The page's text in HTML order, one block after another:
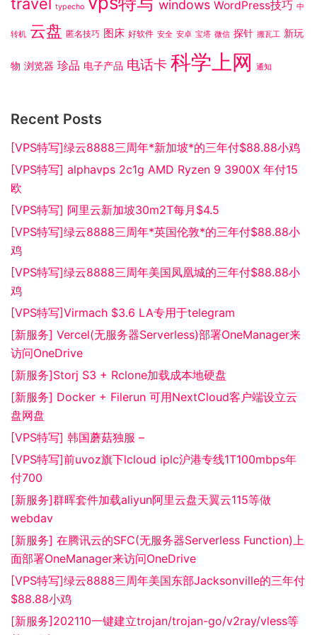
travel typecho windows WordPress技巧 中
转机 云盘 匿名技巧 图床 好软件 安全 安卓 宝塔 微信 探针 搬瓦工 新玩
物 浏览器 珍品 电子产品 电话卡 科学上网 通知
Recent Posts
[VPS特写]绿云8888三周年*新加坡*的三年付$88.88小鸡
[VPS特写] alphavps 2c1g AMD Ryzen 9 3900X 年付15
欧
[VPS特写] 阿里云新加坡30m2T每月$4.5
[VPS特写]绿云8888三周年*英国伦敦*的三年付$88.88小
鸡
[VPS特写]绿云8888三周年美国凤凰城的三年付$88.88小
鸡
[VPS特写]Virmach $3.6 LA专用于telegram
[新服务] Vercel(无服务器Serverless)部署OneManager来
访问OneDrive
[新服务]Storj S3 + Rclone加载成本地硬盘
[新服务] Docker + Filerun 可用NextCloud客户端设立云
盘网盘
[VPS特写] 韩国蘑菇独服 –
[VPS特写]前uvoz旗下lcloud iplc沪港专线1T100mbps年
付700
[新服务]群晖套件加载aliyun阿里云盘天翼云115等做
webdav
[新服务] 在腾讯云的SFC(无服务器Serverless Function)上
面部署OneManager来访问OneDrive
[VPS特写]绿云8888三周年美国东部Jacksonville的三年付
$88.88小鸡
[新服务]202110一键建立trojan/trojan-go/v2ray/vless等